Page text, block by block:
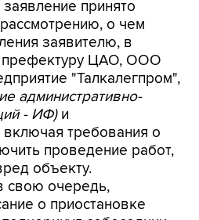
заявителю, в
префектуру ЦАО, ООО
"Талкалегпром",
административно-
- ИФ)и
требования о
проведение работ,
объекту.
свою очередь,
о приостановке
собеседник